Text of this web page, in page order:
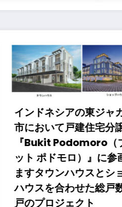
を
ルタ
事業
キ
し
ップ
432
大同メタル
キシコの生
ンター向け